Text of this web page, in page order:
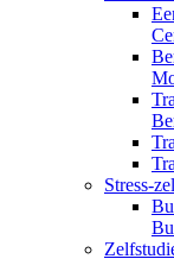
Stress-